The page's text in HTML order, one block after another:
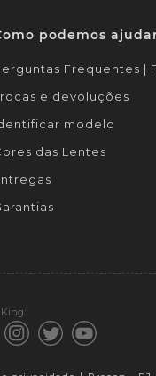
podemos
Frequentes |
e devoluções
modelo
das Lentes
King: